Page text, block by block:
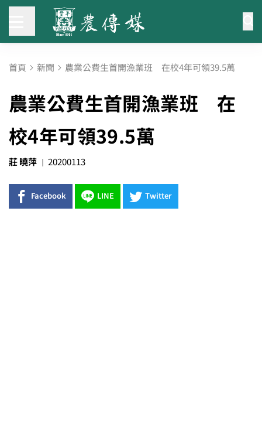
首頁 新聞 農業公費生首開漁業班 在校4年可領39.5萬
農業公費生首開漁業班 在
校4年可領39.5萬
莊 曉萍 20200113
Facebook LINE Twitter